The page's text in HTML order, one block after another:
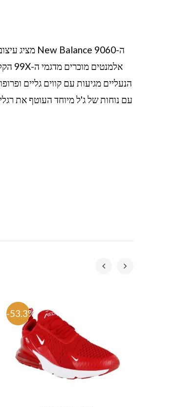
הנעליים מגיעות עם קווים גליים
עם נוחות של ג'ל מיוחד העוטף את
-53.3%